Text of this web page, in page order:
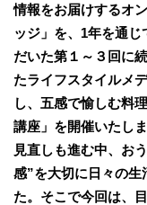
情報をお届けするオ
ッジ」を、1年を通
だいた第１～３回に
たライフスタイルメ
し、五感で愉しむ料
講座」を開催いたし
見直しも進む中、お
感”を大切に日々の生
た。そこで今回は、